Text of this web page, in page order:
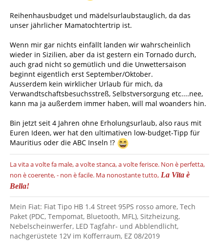
Reihenhausbudget und mädelsurlaubstauglich, da das
unser jährlicher Mamatochtertrip ist.
Wenn mir gar nichts einfällt landen wir wahrscheinlich
wieder in Sizilien, aber da ist gestern ein Tornado durch,
auch grad nicht so gemütlich und die Unwettersaison
beginnt eigentlich erst September/Oktober.
Ausserdem kein wirklicher Urlaub für mich, da
Verwandtschaftsbesuchsstreß, Selbstversorgung etc....nee,
kann ma ja außerdem immer haben, will mal woanders hin.
Bin jetzt seit 4 Jahren ohne Erholungsurlaub, also raus mit
Euren Ideen, wer hat den ultimativen low-budget-Tipp für
Mauritius oder die ABC Inseln !?
La vita a volte fa male, a volte stanca, a volte ferisce. Non è perfetta,
non è coerente, - non è facile. Ma nonostante tutto, La Vita è
Bella!
Mein Fiat: Fiat Tipo HB 1.4 Street 95PS rosso amore, Tech
Paket (PDC, Tempomat, Bluetooth, MFL), Sitzheizung,
Nebelscheinwerfer, LED Tagfahr- und Abblendlicht,
nachgerüstete 12V im Kofferraum, EZ 08/2019